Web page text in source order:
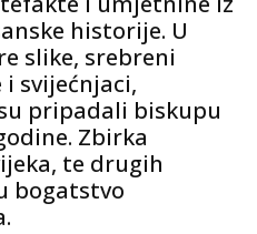
historije. U
slike, srebreni
i svijećnjaci,
pripadali biskupu
Zbirka
te drugih
bogatstvo